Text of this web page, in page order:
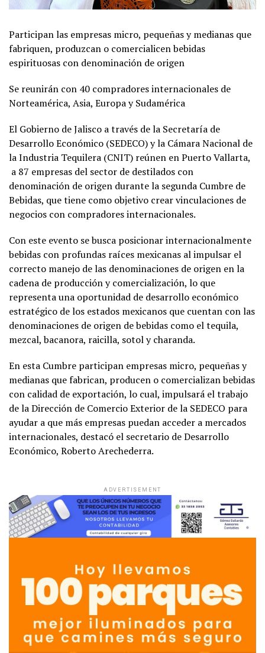
Participan las empresas micro, pequeñas y medianas que
fabriquen, produzcan o comercialicen bebidas
espirituosas con denominación de origen
Se reunirán con 40 compradores internacionales de
Norteamérica, Asia, Europa y Sudamérica
El Gobierno de Jalisco a través de la Secretaría de
Desarrollo Económico (SEDECO) y la Cámara Nacional de
la Industria Tequilera (CNIT) reúnen en Puerto Vallarta,
a 87 empresas del sector de destilados con
denominación de origen durante la segunda Cumbre de
Bebidas, que tiene como objetivo crear vinculaciones de
negocios con compradores internacionales.
Con este evento se busca posicionar internacionalmente
bebidas con profundas raíces mexicanas al impulsar el
correcto manejo de las denominaciones de origen en la
cadena de producción y comercialización, lo que
representa una oportunidad de desarrollo económico
estratégico de los estados mexicanos que cuentan con las
denominaciones de origen de bebidas como el tequila,
mezcal, bacanora, raicilla, sotol y charanda.
En esta Cumbre participan empresas micro, pequeñas y
medianas que fabrican, producen o comercializan bebidas
con calidad de exportación, lo cual, impulsará el trabajo
de la Dirección de Comercio Exterior de la SEDECO para
ayudar a que más empresas puedan acceder a mercados
internacionales, destacó el secretario de Desarrollo
Económico, Roberto Arechederra.
ADVERTISEMENT